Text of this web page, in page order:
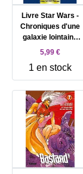
Livre Star Wars -
Chroniques d'une
galaxie lointaine
T02 - L'avènement
5,99 €
1 en stock